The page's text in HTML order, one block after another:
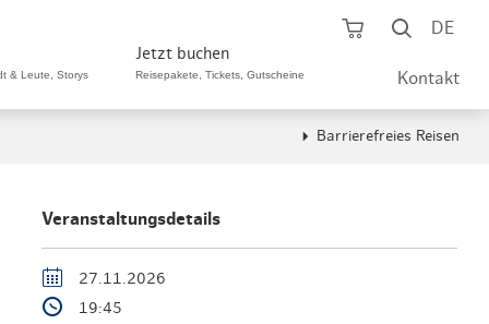
& Bistros A-Z
Originale
& Leute, Storys
Jetzt buchen
Reisepakete, Tickets, Gutscheine
Reisepakete
Hamburg CARD
Warenkorb
Suche
DE
Kontakt
Barrierefreies Reisen
Veranstaltungsdetails
27.11.2026
19:45